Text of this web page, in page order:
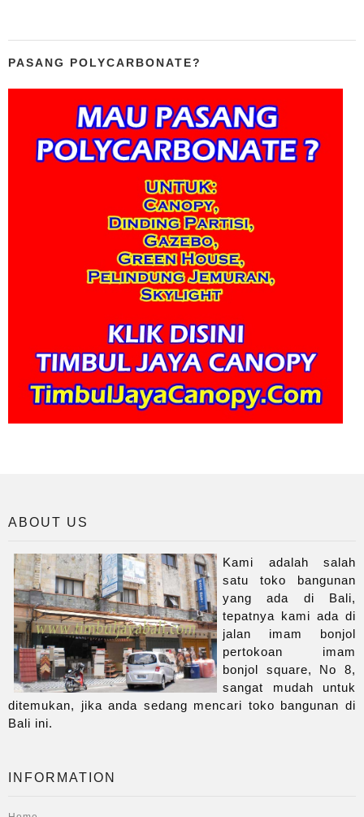
PASANG POLYCARBONATE?
ABOUT US
Kami adalah salah
satu toko bangunan
yang ada di Bali,
tepatnya kami ada di
jalan imam bonjol
pertokoan imam
bonjol square, No 8,
sangat mudah untuk
ditemukan, jika anda sedang mencari toko bangunan di
Bali ini.
INFORMATION